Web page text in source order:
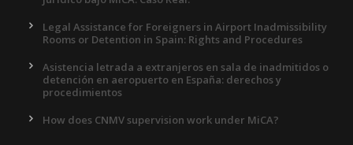
Legal Assistance for Foreigners in Airport Inadmissibility
Rooms or Detention in Spain: Rights and Procedures
Asistencia letrada a extranjeros en sala de inadmitidos o
detención en aeropuerto en España: derechos y
procedimientos
How does CNMV supervision work under MiCA?